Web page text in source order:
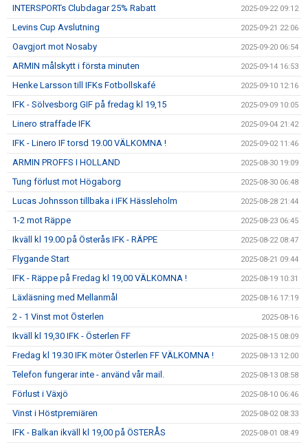
INTERSPORTs Clubdagar 25% Rabatt 2025-09-22 09:12
Levins Cup Avslutning 2025-09-21 22:06
Oavgjort mot Nosaby 2025-09-20 06:54
ARMIN målskytt i första minuten 2025-09-14 16:53
Henke Larsson till IFKs Fotbollskafé 2025-09-10 12:16
IFK - Sölvesborg GIF på fredag kl 19,15 2025-09-09 10:05
Linero straffade IFK 2025-09-04 21:42
IFK - Linero IF torsd 19.00 VÄLKOMNA ! 2025-09-02 11:46
ARMIN PROFFS I HOLLAND 2025-08-30 19:09
Tung förlust mot Högaborg 2025-08-30 06:48
Lucas Johnsson tillbaka i IFK Hässleholm 2025-08-28 21:44
1-2 mot Räppe 2025-08-23 06:45
Ikväll kl 19.00 på Österås IFK - RÄPPE 2025-08-22 08:47
Flygande Start 2025-08-21 09:44
IFK - Räppe på Fredag kl 19,00 VÄLKOMNA ! 2025-08-19 10:31
Läxläsning med Mellanmål 2025-08-16 17:19
2 - 1 Vinst mot Österlen 2025-08-16
Ikväll kl 19,30 IFK - Österlen FF 2025-08-15 08:09
Fredag kl 19.30 IFK möter Österlen FF VÄLKOMNA ! 2025-08-13 12:00
Telefon fungerar inte - använd vår mail. 2025-08-13 08:58
Förlust i Växjö 2025-08-10 06:46
Vinst i Höstpremiären 2025-08-02 08:33
IFK - Balkan ikväll kl 19,00 på ÖSTERÅS 2025-08-01 08:49